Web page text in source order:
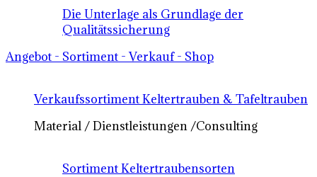
Die Unterlage als Grundlage der
Qualitätssicherung
Angebot - Sortiment - Verkauf - Shop
Verkaufssortiment Keltertrauben & Tafeltrauben
Material / Dienstleistungen /Consulting
Sortiment Keltertraubensorten